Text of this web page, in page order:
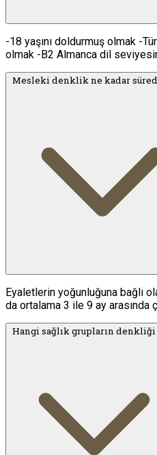
-18 yaşını doldurmuş olmak -
olmak -B2 Almanca dil
Mesleki denklik ne kadar
Eyaletlerin yoğunluğuna bağlı
da ortalama 3 ile 9 ay arasında
Hangi sağlık grupların denkliği